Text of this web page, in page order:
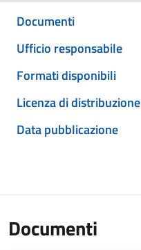
Documenti
Ufficio responsabile
Formati disponibili
Licenza di distribuzione
Data pubblicazione
Documenti